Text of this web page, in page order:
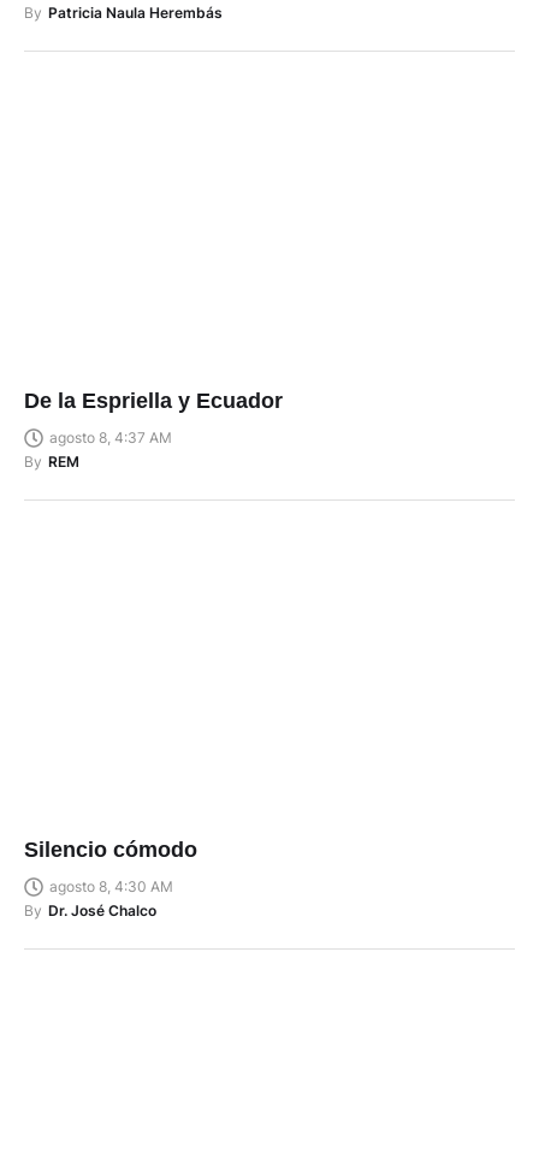
By Patricia Naula Herembás
De la Espriella y Ecuador
agosto 8, 4:37 AM
By REM
Silencio cómodo
agosto 8, 4:30 AM
By Dr. José Chalco